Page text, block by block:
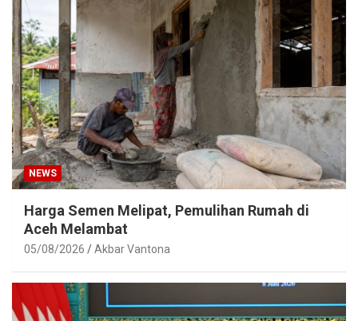
NEWS
Harga Semen Melipat, Pemulihan Rumah di
Aceh Melambat
05/08/2026 Akbar Vantona